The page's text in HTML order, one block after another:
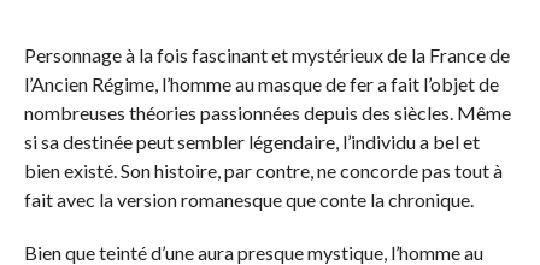
Personnage à la fois fascinant et mystérieux de la France de
l’Ancien Régime, l’homme au masque de fer a fait l’objet de
nombreuses théories passionnées depuis des siècles. Même
si sa destinée peut sembler légendaire, l’individu a bel et
bien existé. Son histoire, par contre, ne concorde pas tout à
fait avec la version romanesque que conte la chronique.
Bien que teinté d’une aura presque mystique, l’homme au